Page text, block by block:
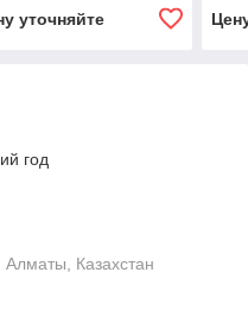
уточняйте
год
Казахстан